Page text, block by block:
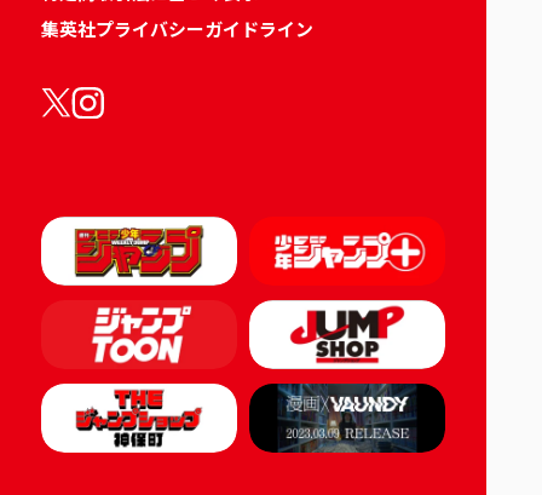
集英社プライバシーガイドライン